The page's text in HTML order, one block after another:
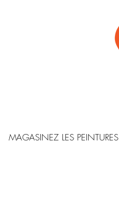
MAGASINEZ LES PEINTURES